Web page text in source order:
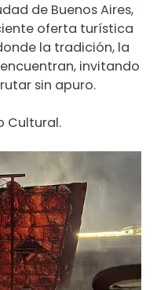
de Buenos Aires,
oferta turística
la tradición, la
invitando
sin apuro.
Cultural.